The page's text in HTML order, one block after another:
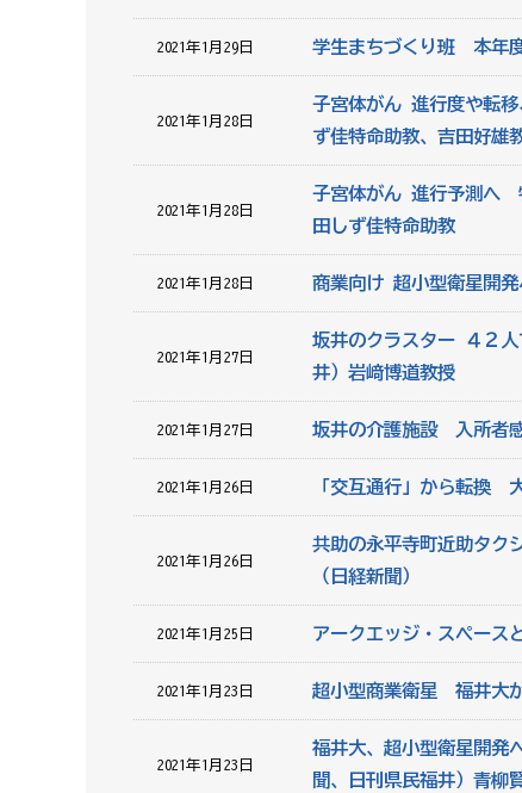
2021年1月29日 学生まちづくり班 本年
2021年1月28日
子宮体がん 進行度や転
ず佳特命助教、吉田好雄
2021年1月28日
子宮体がん 進行予測へ
田しず佳特命助教
2021年1月28日 商業向け 超小型衛星開
2021年1月27日
坂井のクラスター ４２
井）岩﨑博道教授
2021年1月27日 坂井の介護施設 入所者
2021年1月26日 「交互通行」から転換
2021年1月26日
共助の永平寺町近助タ
（日経新聞）
2021年1月25日 アークエッジ・スペース
2021年1月23日 超小型商業衛星 福井大
2021年1月23日
福井大、超小型衛星開
聞、日刊県民福井）青柳